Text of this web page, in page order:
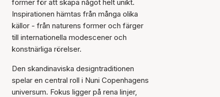
former för att skapa något helt unikt.
Inspirationen hämtas från många olika
källor - från naturens former och färger
till internationella modescener och
konstnärliga rörelser.
Den skandinaviska designtraditionen
spelar en central roll i Nuni Copenhagens
universum. Fokus ligger på rena linjer,